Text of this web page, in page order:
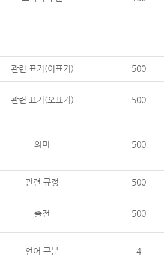
관련 표기(이표기) 500
관련 표기(오표기) 500
의미 500
관련 규정 500
출전 500
언어 구분 4